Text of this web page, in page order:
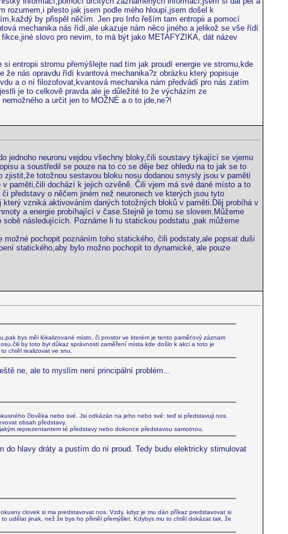
rozumem,i přesto jak jsem podle mého hloupí,jsem došel k
by přispěl něčím. Jen pro Info řeším tam entropii a pomocí
mechanika nás řídí,ale ukazuje nám něco jiného a jelikož se vše řídí
slovo pro nevim, to má být jako METAFYZIKA, dát název
entropii stromu přemýšlejte nad tím jak proudí energie ve stromu,kde
nás opravdu řídí kvantová mechanika?z obrázku který popisuje
a o ní filozofovat,kvantová mechanika nám předvádí pro nás zatím
je to celkově pravda ale je důležité to že výcházím ze
a určit jen to MOŽNÉ a o to jde,ne?!
jednoho neuronu vejdou všechny bloky,čili soustavy týkající se vjemu
a soustředil se pouze na to co se děje bez ohledu na to jak se to
totožnou sestavou bloku nosu dodanou smysly jsou v paměti
paměti,čili dochází k jejich ozvěně. Čili vjem má své dané místo a to
představy o něčem jiném než neuronech ve kterých jsou tyto
vzniká aktivováním daných totožných bloků v paměti.Děj probíhá v
a energie probíhající v čase.Stejně je tomu se slovem.Můžeme
následujících. Poznáme li tu statickou podstatu ,pak můžeme
pochopit poznáním toho statického, čili podstaty,ale popsat duši
statického,aby bylo možno pochopit to dynamické, ale pouze
bys měl lókalizované místo, či prostor ve kterém je tento paměťový záznam
by toto byl důkaz správnosti zaměření místa kde došlo k akci a toto je
chtěl realizovat ve snu.
ne, ale to myslím není principální problém...
člověka nebo své. Jsi odkázán na jeho nebo své: teď si představuji nos.
obsah představy.
reprezentantem té představy nebo dokonce představou samotnou.
hlavy dráty a pustím do ní proud. Tedy budu elektricky stimulovat
clovek si ma predstavovat nos. Vzdy, kdyz je mu dán příkaz predstavovat si
udělat jinak, než že bys ho přiměl přemýšlet. Kdybys mu to chtěl dokázat tak, že